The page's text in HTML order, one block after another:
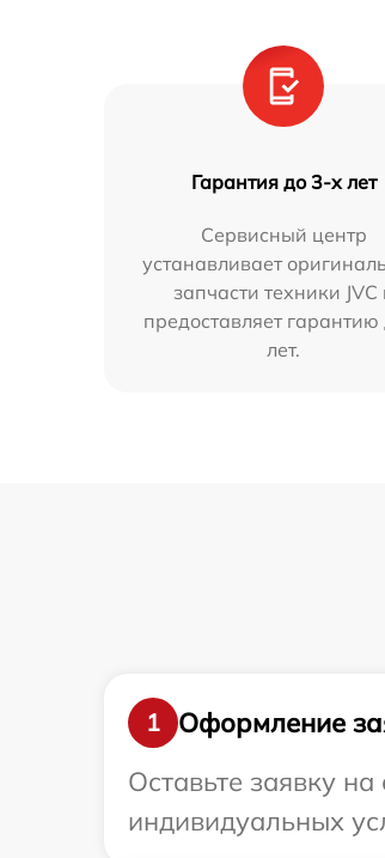
Гарантия до 3-х лет
Сервисный центр
устанавливает
запчасти техники JVC
предоставляет гарантию
лет.
1
Оформление
Оставьте заявку
индивидуальных